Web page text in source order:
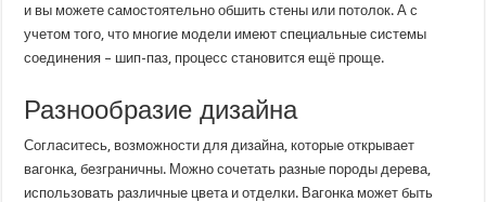
и вы можете самостоятельно обшить стены или потолок. А с
учетом того, что многие модели имеют специальные системы
соединения – шип-паз, процесс становится ещё проще.
Разнообразие дизайна
Согласитесь, возможности для дизайна, которые открывает
вагонка, безграничны. Можно сочетать разные породы дерева,
использовать различные цвета и отделки. Вагонка может быть